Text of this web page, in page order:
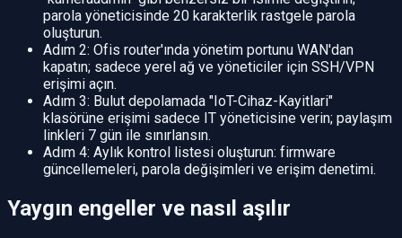
parola yöneticisinde 20 karakterlik rastgele parola
oluşturun.
Adım 2: Ofis router'ında yönetim portunu WAN'dan
kapatın; sadece yerel ağ ve yöneticiler için SSH/VPN
erişimi açın.
Adım 3: Bulut depolamada "IoT-Cihaz-Kayitlari"
klasörüne erişimi sadece IT yöneticisine verin; paylaşım
linkleri 7 gün ile sınırlansın.
Adım 4: Aylık kontrol listesi oluşturun: firmware
güncellemeleri, parola değişimleri ve erişim denetimi.
Yaygın engeller ve nasıl aşılır